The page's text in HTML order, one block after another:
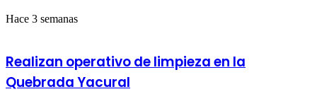
Hace 3 semanas
Realizan operativo de limpieza en la
Quebrada Yacural